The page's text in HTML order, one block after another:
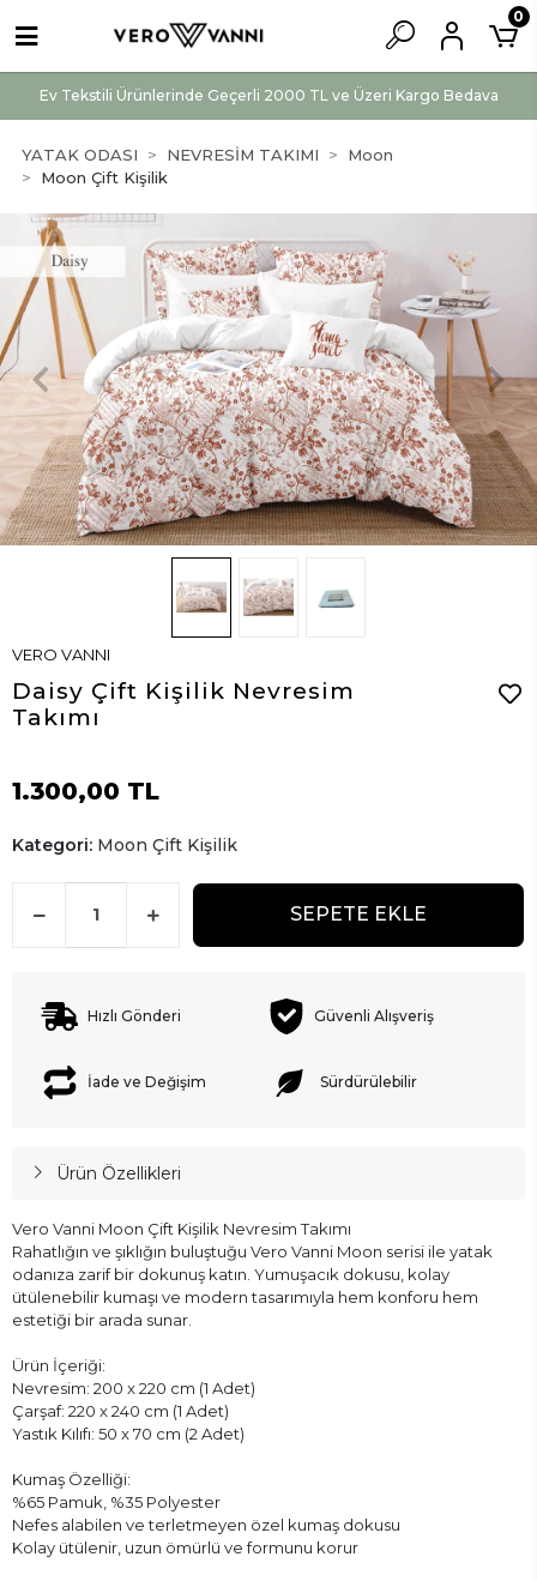
Ev Tekstili Ürünlerinde Geçerli 2000 TL ve Üzeri Kargo Bedava
0
YATAK ODASI NEVRESİM TAKIMI
Moon
Moon Çift Kişilik
VERO VANNI
Daisy Çift Kişilik Nevresim
Takımı
1.300,00 TL
Kategori: Moon Çift Kişilik
SEPETE EKLE
Hızlı Gönderi Güvenli Alışveriş
İade ve Değişim Sürdürülebilir
Ürün Özellikleri
Vero Vanni Moon Çift Kişilik Nevresim Takımı
Rahatlığın ve şıklığın buluştuğu Vero Vanni Moon serisi ile yatak
odanıza zarif bir dokunuş katın. Yumuşacık dokusu, kolay
ütülenebilir kumaşı ve modern tasarımıyla hem konforu hem
estetiği bir arada sunar.
Ürün İçeriği:
Nevresim: 200 x 220 cm (1 Adet)
Çarşaf: 220 x 240 cm (1 Adet)
Yastık Kılıfı: 50 x 70 cm (2 Adet)
Kumaş Özelliği:
%65 Pamuk, %35 Polyester
Nefes alabilen ve terletmeyen özel kumaş dokusu
Kolay ütülenir, uzun ömürlü ve formunu korur